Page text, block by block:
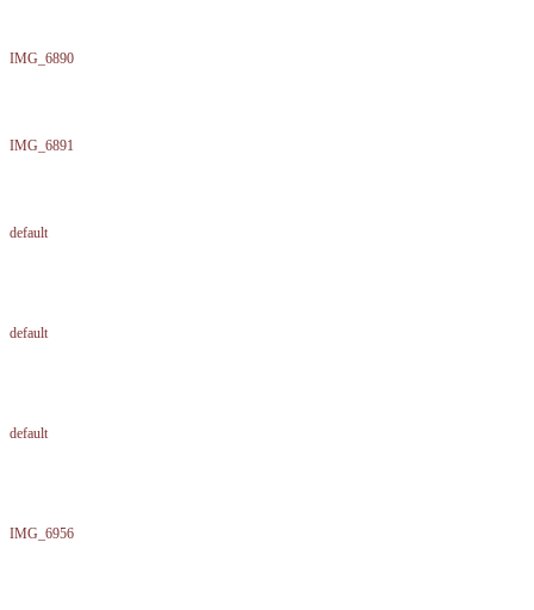
IMG_6890
IMG_6891
default
default
default
IMG_6956